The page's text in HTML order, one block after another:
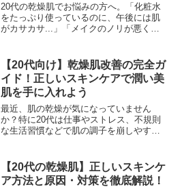
20代の乾燥肌でお悩みの方へ。「化粧水
をたっぷり使っているのに、午後には肌
がカサカサ...」「メイクのノリが悪くて
の原因と、効果的なケア方法をご紹介し
ます。20代の乾...
【20代向け】乾燥肌改善の完全ガ
イド！正しいスキンケアで潤い美
肌を手に入れよう
最近、肌の乾燥が気になっていません
か？特に20代は仕事やストレス、不規則
な生活習慣などで肌の調子を崩しやすい
きます。【画像: 乾燥肌に悩む20代女性の
表情】## 20...
【20代の乾燥肌】正しいスキンケ
ア方法と原因・対策を徹底解説！